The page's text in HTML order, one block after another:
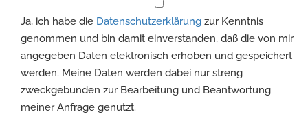
Ja, ich habe die Datenschutzerklärung zur Kenntnis
genommen und bin damit einverstanden, daß die von mir
angegeben Daten elektronisch erhoben und gespeichert
werden. Meine Daten werden dabei nur streng
zweckgebunden zur Bearbeitung und Beantwortung
meiner Anfrage genutzt.